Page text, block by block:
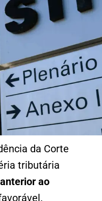
da Corte
tributária
ao